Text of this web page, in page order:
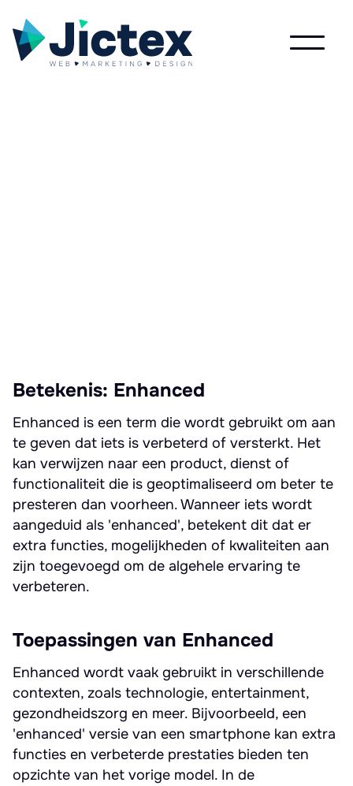
Betekenis: Enhanced
Enhanced is een term die wordt gebruikt om aan
te geven dat iets is verbeterd of versterkt. Het
kan verwijzen naar een product, dienst of
functionaliteit die is geoptimaliseerd om beter te
presteren dan voorheen. Wanneer iets wordt
aangeduid als 'enhanced', betekent dit dat er
extra functies, mogelijkheden of kwaliteiten aan
zijn toegevoegd om de algehele ervaring te
verbeteren.
Toepassingen van Enhanced
Enhanced wordt vaak gebruikt in verschillende
contexten, zoals technologie, entertainment,
gezondheidszorg en meer. Bijvoorbeeld, een
'enhanced' versie van een smartphone kan extra
functies en verbeterde prestaties bieden ten
opzichte van het vorige model. In de